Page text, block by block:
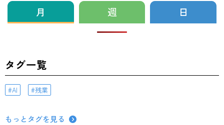
月 週 日
タグ一覧
AI 残業
もっとタグを見る